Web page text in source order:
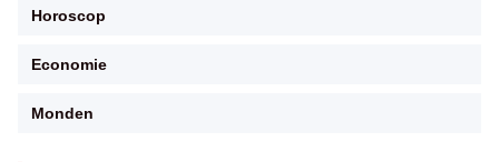
Horoscop
Economie
Monden